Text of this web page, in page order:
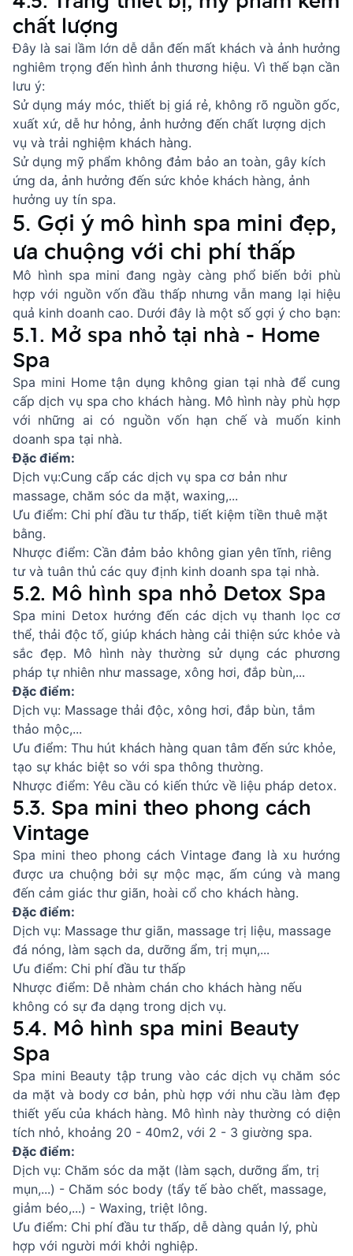
chất lượng
Đây là sai lầm lớn dễ dẫn đến mất khách và ảnh hưởng
nghiêm trọng đến hình ảnh thương hiệu. Vì thế bạn cần
lưu ý:
Sử dụng máy móc, thiết bị giá rẻ, không rõ nguồn gốc,
xuất xứ, dễ hư hỏng, ảnh hưởng đến chất lượng dịch
vụ và trải nghiệm khách hàng.
Sử dụng mỹ phẩm không đảm bảo an toàn, gây kích
ứng da, ảnh hưởng đến sức khỏe khách hàng, ảnh
hưởng uy tín spa.
5. Gợi ý mô hình spa mini đẹp,
ưa chuộng với chi phí thấp
Mô hình spa mini đang ngày càng phổ biến bởi phù
hợp với nguồn vốn đầu thấp nhưng vẫn mang lại hiệu
quả kinh doanh cao. Dưới đây là một số gợi ý cho bạn:
5.1. Mở spa nhỏ tại nhà - Home
Spa
Spa mini Home tận dụng không gian tại nhà để cung
cấp dịch vụ spa cho khách hàng. Mô hình này phù hợp
với những ai có nguồn vốn hạn chế và muốn kinh
doanh spa tại nhà.
Đặc điểm:
Dịch vụ:Cung cấp các dịch vụ spa cơ bản như
massage, chăm sóc da mặt, waxing,...
Ưu điểm: Chi phí đầu tư thấp, tiết kiệm tiền thuê mặt
bằng.
Nhược điểm: Cần đảm bảo không gian yên tĩnh, riêng
tư và tuân thủ các quy định kinh doanh spa tại nhà.
5.2. Mô hình spa nhỏ Detox Spa
Spa mini Detox hướng đến các dịch vụ thanh lọc cơ
thể, thải độc tố, giúp khách hàng cải thiện sức khỏe và
sắc đẹp. Mô hình này thường sử dụng các phương
pháp tự nhiên như massage, xông hơi, đắp bùn,...
Đặc điểm:
Dịch vụ: Massage thải độc, xông hơi, đắp bùn, tắm
thảo mộc,...
Ưu điểm: Thu hút khách hàng quan tâm đến sức khỏe,
tạo sự khác biệt so với spa thông thường.
Nhược điểm: Yêu cầu có kiến thức về liệu pháp detox.
5.3. Spa mini theo phong cách
Vintage
Spa mini theo phong cách Vintage đang là xu hướng
được ưa chuộng bởi sự mộc mạc, ấm cúng và mang
đến cảm giác thư giãn, hoài cổ cho khách hàng.
Đặc điểm:
Dịch vụ: Massage thư giãn, massage trị liệu, massage
đá nóng, làm sạch da, dưỡng ẩm, trị mụn,...
Ưu điểm: Chi phí đầu tư thấp
Nhược điểm: Dễ nhàm chán cho khách hàng nếu
không có sự đa dạng trong dịch vụ.
5.4. Mô hình spa mini Beauty
Spa
Spa mini Beauty tập trung vào các dịch vụ chăm sóc
da mặt và body cơ bản, phù hợp với nhu cầu làm đẹp
thiết yếu của khách hàng. Mô hình này thường có diện
tích nhỏ, khoảng 20 - 40m2, với 2 - 3 giường spa.
Đặc điểm:
Dịch vụ: Chăm sóc da mặt (làm sạch, dưỡng ẩm, trị
mụn,...) - Chăm sóc body (tẩy tế bào chết, massage,
giảm béo,...) - Waxing, triệt lông.
Ưu điểm: Chi phí đầu tư thấp, dễ dàng quản lý, phù
hợp với người mới khởi nghiệp.